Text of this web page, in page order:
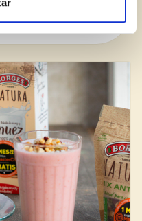
balsàmica?